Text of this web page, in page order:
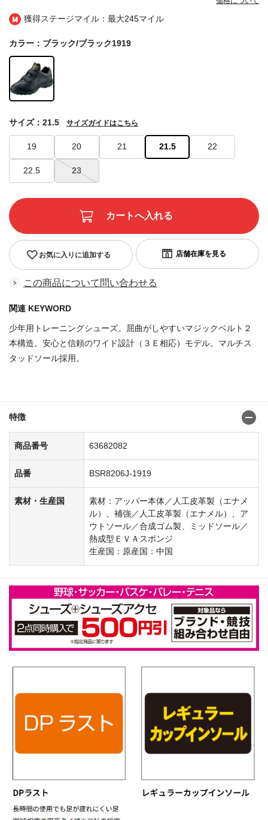
獲得ステージマイル：最大245マイル
カラー：ブラック/ブラック1919
19 20 21 21.5 22
22.5 23
サイズ：21.5 サイズガイドはこちら
お気に入りに追加する
この商品について問い合わせる
関連 KEYWORD
少年用トレーニングシューズ。屈曲がしやすいマジックベルト２
本構造。安心と信頼のワイド設計（３Ｅ相応）モデル。マルチス
タッドソール採用。
特徴
商品番号 63682082
品番 BSR8206J-1919
素材・生産国
素材：アッパー本体／人工皮革製（エナメ
ル）、補強／人工皮革製（エナメル）、ア
ウトソール／合成ゴム製、ミッドソール／
熱成型ＥＶＡスポンジ
生産国：原産国：中国